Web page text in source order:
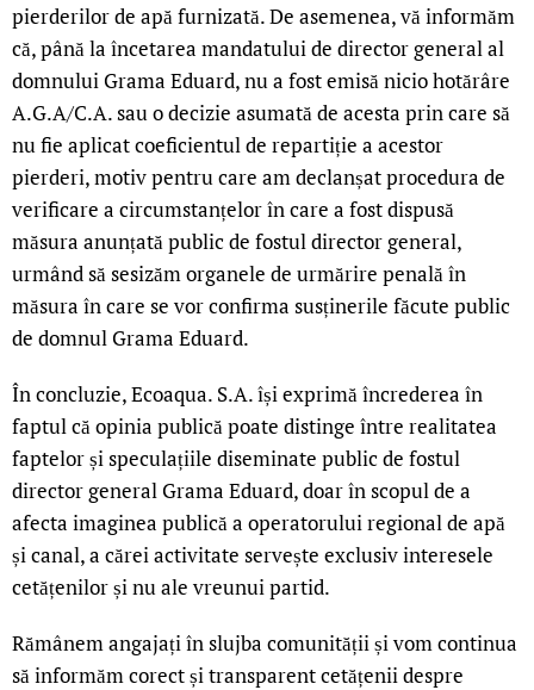
pierderilor de apă furnizată. De asemenea, vă informăm
că, până la încetarea mandatului de director general al
domnului Grama Eduard, nu a fost emisă nicio hotărâre
A.G.A/C.A. sau o decizie asumată de acesta prin care să
nu fie aplicat coeficientul de repartiție a acestor
pierderi, motiv pentru care am declanșat procedura de
verificare a circumstanțelor în care a fost dispusă
măsura anunțată public de fostul director general,
urmând să sesizăm organele de urmărire penală în
măsura în care se vor confirma susținerile făcute public
de domnul Grama Eduard.
În concluzie, Ecoaqua. S.A. își exprimă încrederea în
faptul că opinia publică poate distinge între realitatea
faptelor și speculațiile diseminate public de fostul
director general Grama Eduard, doar în scopul de a
afecta imaginea publică a operatorului regional de apă
și canal, a cărei activitate servește exclusiv interesele
cetățenilor și nu ale vreunui partid.
Rămânem angajați în slujba comunității și vom continua
să informăm corect și transparent cetățenii despre